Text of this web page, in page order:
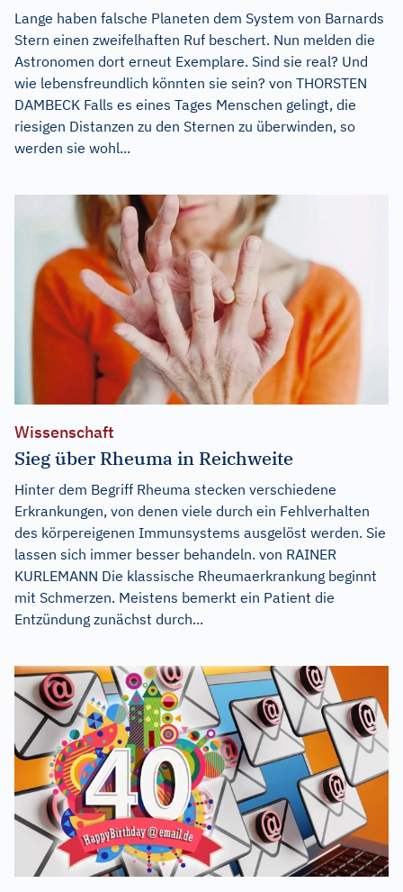
Lange haben falsche Planeten dem System von Barnards
Stern einen zweifelhaften Ruf beschert. Nun melden die
Astronomen dort erneut Exemplare. Sind sie real? Und
wie lebensfreundlich könnten sie sein? von THORSTEN
DAMBECK Falls es eines Tages Menschen gelingt, die
riesigen Distanzen zu den Sternen zu überwinden, so
werden sie wohl...
Wissenschaft
Sieg über Rheuma in Reichweite
Hinter dem Begriff Rheuma stecken verschiedene
Erkrankungen, von denen viele durch ein Fehlverhalten
des körpereigenen Immunsystems ausgelöst werden. Sie
lassen sich immer besser behandeln. von RAINER
KURLEMANN Die klassische Rheumaerkrankung beginnt
mit Schmerzen. Meistens bemerkt ein Patient die
Entzündung zunächst durch...